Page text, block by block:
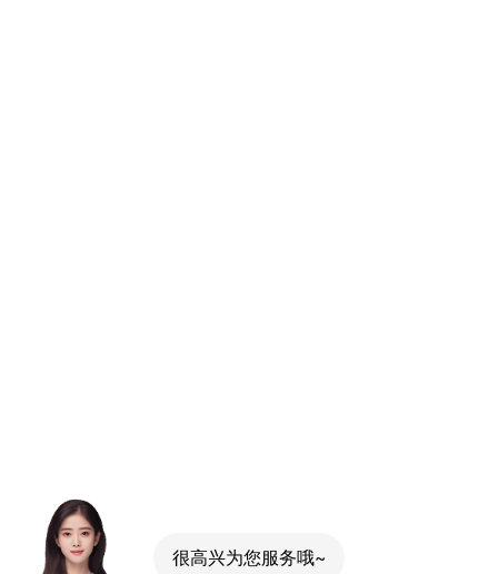
很高兴为您服务哦~